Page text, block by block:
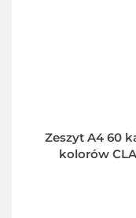
Zeszyt A4 60
kolorów